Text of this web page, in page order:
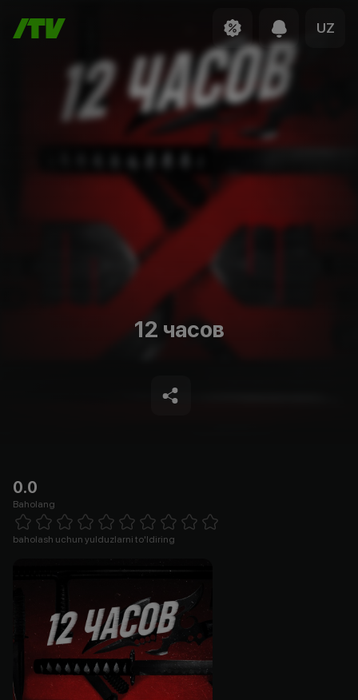
UZ
12 часов
0.0
Baholang
1 Star 2 Stars 3 Stars 4 Stars5 Stars 6 Stars7 Stars8 Stars
baholash uchun yulduzlarni to'ldiring